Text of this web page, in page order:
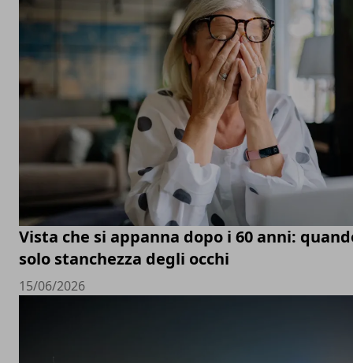
Vista che si appanna dopo i 60 anni:
solo stanchezza degli occhi
15/06/2026